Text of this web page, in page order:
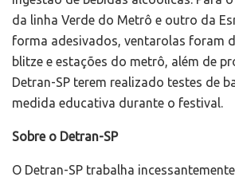
da linha Verde do Metrô e outro da
forma adesivados, ventarolas foram
blitze e estações do metrô, além de
Detran-SP terem realizado testes de
medida educativa durante o festival.
Sobre o Detran-SP
O Detran-SP trabalha